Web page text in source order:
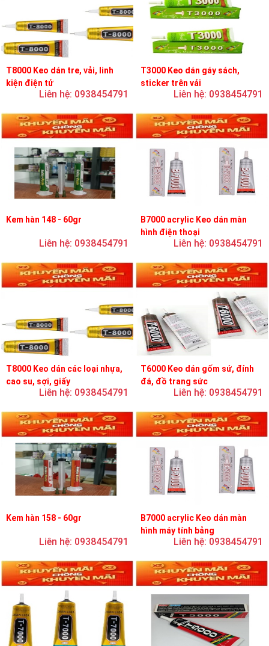
T8000 Keo dán tre, vải, linh
kiện điện tử
Liên hệ: 0938454791
T3000 Keo dán gáy sách,
sticker trên vải
Liên hệ: 0938454791
Kem hàn 148 - 60gr
Liên hệ: 0938454791
B7000 acrylic Keo dán màn
hình điện thoại
Liên hệ: 0938454791
T8000 Keo dán các loại nhựa,
cao su, sợi, giấy
Liên hệ: 0938454791
T6000 Keo dán gốm sứ, đính
đá, đồ trang sức
Liên hệ: 0938454791
Kem hàn 158 - 60gr
Liên hệ: 0938454791
B7000 acrylic Keo dán màn
hình máy tính bảng
Liên hệ: 0938454791